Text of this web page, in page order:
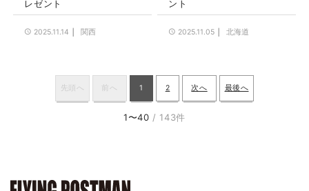
レゼント
2025.11.14 関西
ント
2025.11.05 北海道
先頭へ 前へ 1 2 次へ 最後へ
1〜40 / 143件